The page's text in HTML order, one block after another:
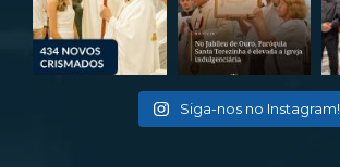
Siga-nos no Instagram!